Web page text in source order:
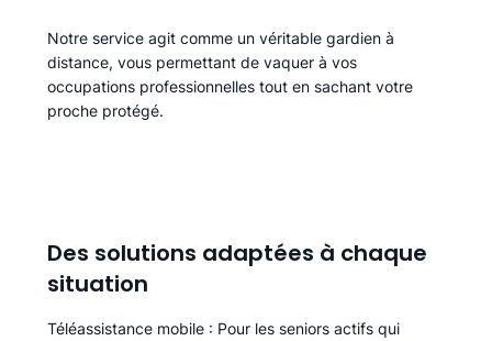
Notre service agit comme un véritable gardien à
distance, vous permettant de vaquer à vos
occupations professionnelles tout en sachant votre
proche protégé.
Des solutions adaptées à chaque
situation
Téléassistance mobile : Pour les seniors actifs qui